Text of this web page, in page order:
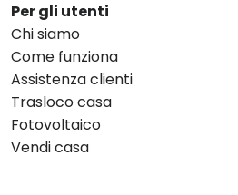
Per gli utenti
Chi siamo
Come funziona
Assistenza clienti
Trasloco casa
Fotovoltaico
Vendi casa